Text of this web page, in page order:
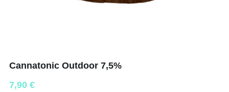
Cannatonic Outdoor 7,5%
7,90 €